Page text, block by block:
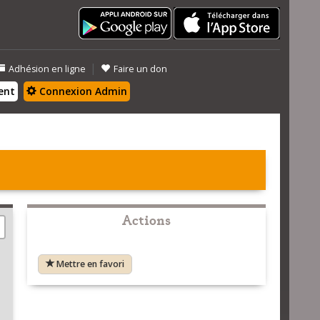
Adhésion en ligne | Faire un don
Connexion Admin
Actions
Mettre en favori